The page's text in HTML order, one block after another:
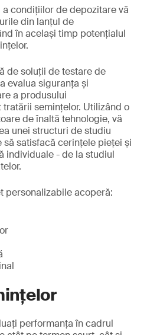
condițiilor de depozitare vă
din lanțul de
în același timp potențialul
de soluții de testare de
evalua siguranța și
a produsului
semințelor. Utilizând o
de înaltă tehnologie, vă
unei structuri de studiu
satisfacă cerințele pieței și
individuale - de la studiul
personalizabile acoperă:
performanța în cadrul